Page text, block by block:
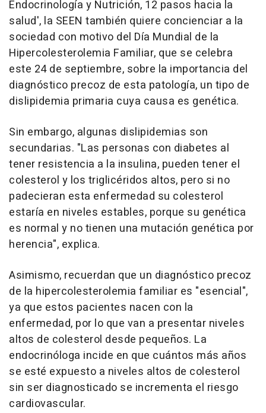
Endocrinología y Nutrición, 12 pasos hacia la
salud', la SEEN también quiere concienciar a la
sociedad con motivo del Día Mundial de la
Hipercolesterolemia Familiar, que se celebra
este 24 de septiembre, sobre la importancia del
diagnóstico precoz de esta patología, un tipo de
dislipidemia primaria cuya causa es genética.
Sin embargo, algunas dislipidemias son
secundarias. "Las personas con diabetes al
tener resistencia a la insulina, pueden tener el
colesterol y los triglicéridos altos, pero si no
padecieran esta enfermedad su colesterol
estaría en niveles estables, porque su genética
es normal y no tienen una mutación genética por
herencia", explica.
Asimismo, recuerdan que un diagnóstico precoz
de la hipercolesterolemia familiar es "esencial",
ya que estos pacientes nacen con la
enfermedad, por lo que van a presentar niveles
altos de colesterol desde pequeños. La
endocrinóloga incide en que cuántos más años
se esté expuesto a niveles altos de colesterol
sin ser diagnosticado se incrementa el riesgo
cardiovascular.